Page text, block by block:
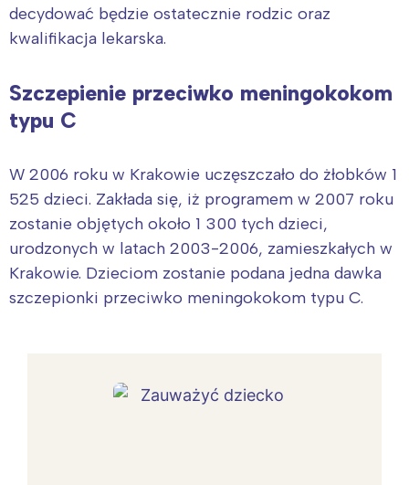
decydować będzie ostatecznie rodzic oraz
kwalifikacja lekarska.
Szczepienie przeciwko meningokokom
typu C
W 2006 roku w Krakowie uczęszczało do żłobków 1
525 dzieci. Zakłada się, iż programem w 2007 roku
zostanie objętych około 1 300 tych dzieci,
urodzonych w latach 2003-2006, zamieszkałych w
Krakowie. Dzieciom zostanie podana jedna dawka
szczepionki przeciwko meningokokom typu C.